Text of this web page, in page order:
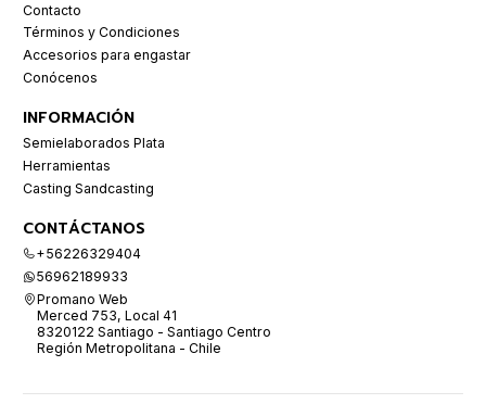
Contacto
Términos y Condiciones
Accesorios para engastar
Conócenos
INFORMACIÓN
Semielaborados Plata
Herramientas
Casting Sandcasting
CONTÁCTANOS
+56226329404
56962189933
Promano Web
Merced 753, Local 41
8320122 Santiago - Santiago Centro
Región Metropolitana - Chile